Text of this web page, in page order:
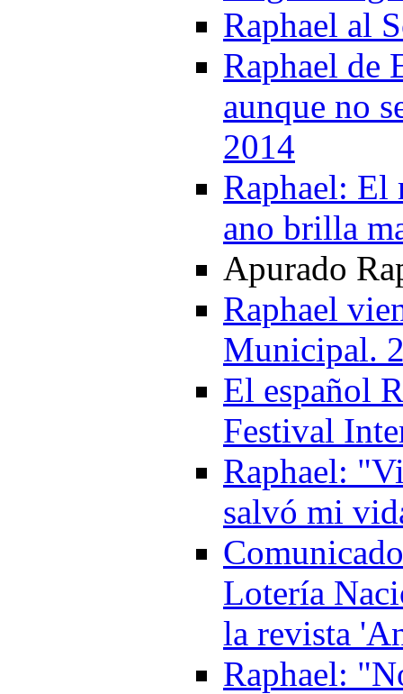
Raphael al
Raphael de
aunque no
2014
Raphael: El
ano brilla
Apurado
Raphael
Municipal.
El español
Festival
Raphael:
salvó mi
Lotería
la revista
Raphael: